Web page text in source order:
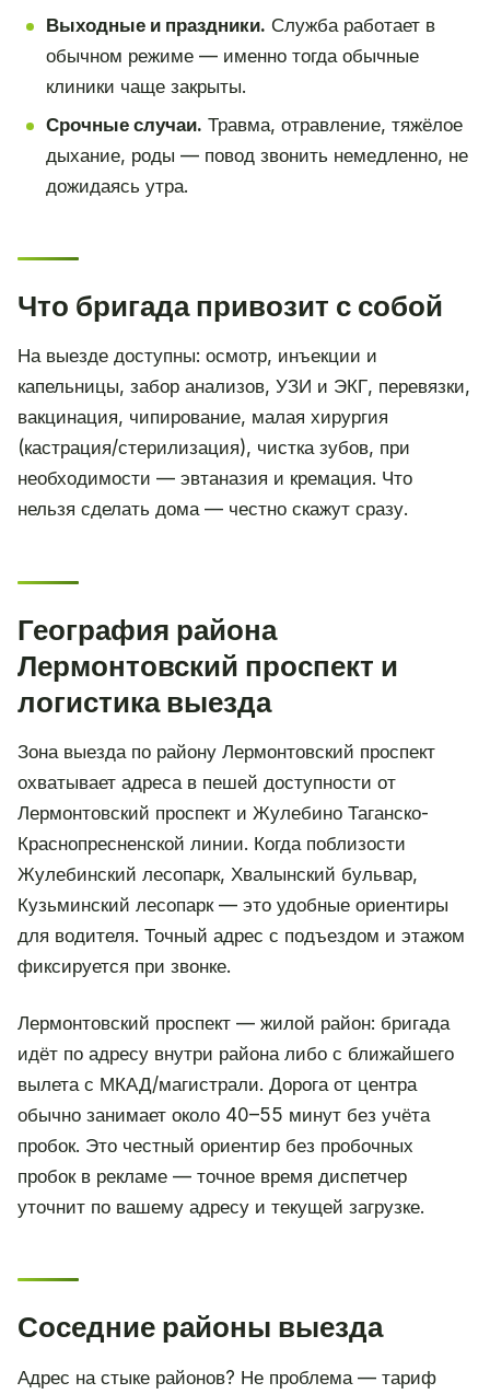
Выходные и праздники. Служба работает в
обычном режиме — именно тогда обычные
клиники чаще закрыты.
Срочные случаи. Травма, отравление, тяжёлое
дыхание, роды — повод звонить немедленно, не
дожидаясь утра.
Что бригада привозит с собой
На выезде доступны: осмотр, инъекции и
капельницы, забор анализов, УЗИ и ЭКГ, перевязки,
вакцинация, чипирование, малая хирургия
(кастрация/стерилизация), чистка зубов, при
необходимости — эвтаназия и кремация. Что
нельзя сделать дома — честно скажут сразу.
География района
Лермонтовский проспект и
логистика выезда
Зона выезда по району Лермонтовский проспект
охватывает адреса в пешей доступности от
Лермонтовский проспект и Жулебино Таганско-
Краснопресненской линии. Когда поблизости
Жулебинский лесопарк, Хвалынский бульвар,
Кузьминский лесопарк — это удобные ориентиры
для водителя. Точный адрес с подъездом и этажом
фиксируется при звонке.
Лермонтовский проспект — жилой район: бригада
идёт по адресу внутри района либо с ближайшего
вылета с МКАД/магистрали. Дорога от центра
обычно занимает около 40–55 минут без учёта
пробок. Это честный ориентир без пробочных
пробок в рекламе — точное время диспетчер
уточнит по вашему адресу и текущей загрузке.
Соседние районы выезда
Адрес на стыке районов? Не проблема — тариф